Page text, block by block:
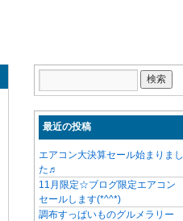
最近の投稿
エアコン大決算セール始まりまし
た♬
11月限定☆ブログ限定エアコン
セールします(*^^*)
調布すっぱいものグルメラリー